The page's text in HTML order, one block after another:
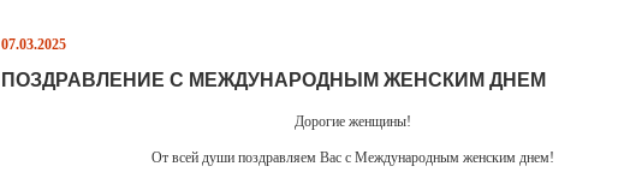
07.03.2025
ПОЗДРАВЛЕНИЕ С МЕЖДУНАРОДНЫМ ЖЕНСКИМ ДНЕМ
Дорогие женщины!
От всей души поздравляем Вас с Международным женским днем!